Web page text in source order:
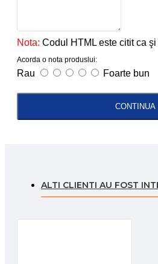
Nota: Codul HTML este citit ca şi
Acorda o nota produslui:
Rau Foarte bun
CONTINUA
ALTI CLIENTI AU FOST